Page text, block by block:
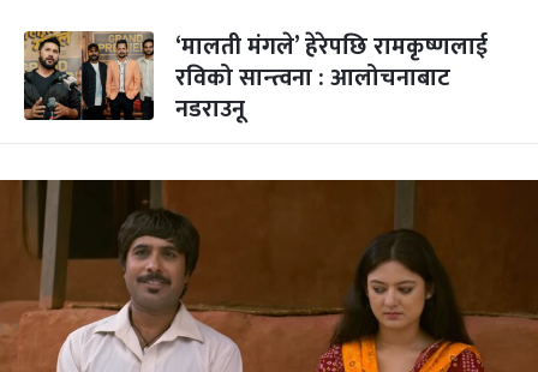
‘मालती मंगले’ हेरेपछि रामकृष्णलाई
रविको सान्त्वना : आलोचनाबाट
नडराउनू